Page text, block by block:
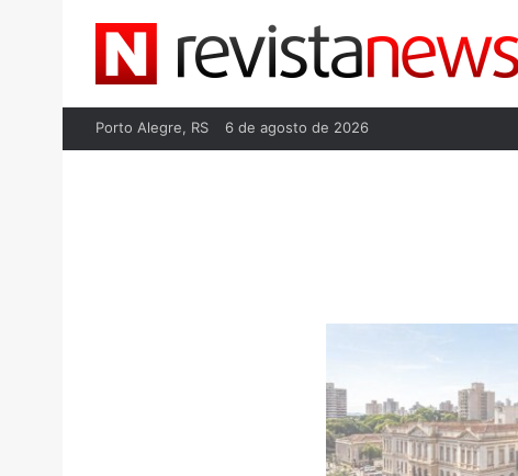
Porto Alegre, RS 6 de agosto de 2026